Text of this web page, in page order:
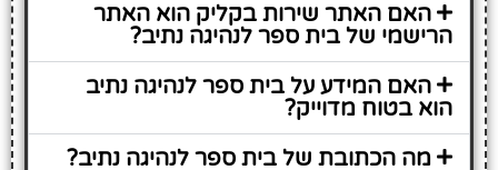
האם האתר שירות בקליק הוא האתר
הרישמי של בית ספר לנהיגה נתיב?
האם המידע על בית ספר לנהיגה נתיב
הוא בטוח מדוייק?
מה הכתובת של בית ספר לנהיגה נתיב?